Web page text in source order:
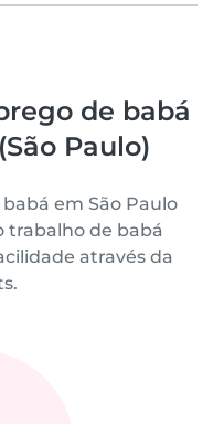
de babá
Paulo)
em São Paulo
trabalho de babá
através da